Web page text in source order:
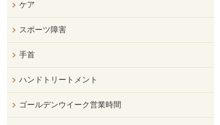
ケア
スポーツ障害
手首
ハンドトリートメント
ゴールデンウイーク営業時間